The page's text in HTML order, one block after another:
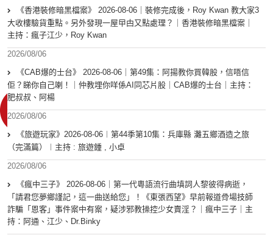
《香港裝修暗黑檔案》 2026-08-06｜裝修完成後，Roy Kwan 教大家3
大收樓驗貨重點。另外發現一屋曱甴又點處理？｜香港裝修暗黑檔案｜
主持：瘋子江少，Roy Kwan
2026/08/06
《CAB爆的士台》 2026-08-06｜第49集：阿揚教你買韓股，信唔信
佢？睇你自己喇！｜仲教埋你咩係AI同芯片股｜CAB爆的士台｜主持：
肥叔叔、阿楊
2026/08/06
《旅遊玩家》2026-08-06︱第44季第10集：兵庫縣 灘五鄉酒造之旅
（完滿篇）︱主持 : 旅遊鍾 , 小卓
2026/08/06
《瘋中三子》 2026-08-06｜第一代粵語流行曲填詞人黎彼得病逝，
「請君您夢鄉謹記，這一曲送給您」！《東張西望》早前報道骨場技師
詐騙「恩客」事件案中有案，疑涉邪教操控少女賣淫？｜瘋中三子｜主
持：阿通、江少、Dr.Binky